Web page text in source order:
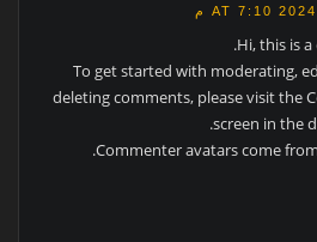
Hi, this is
To get started with moderating,
deleting comments, please visit the
screen in the
Commenter avatars come from
.